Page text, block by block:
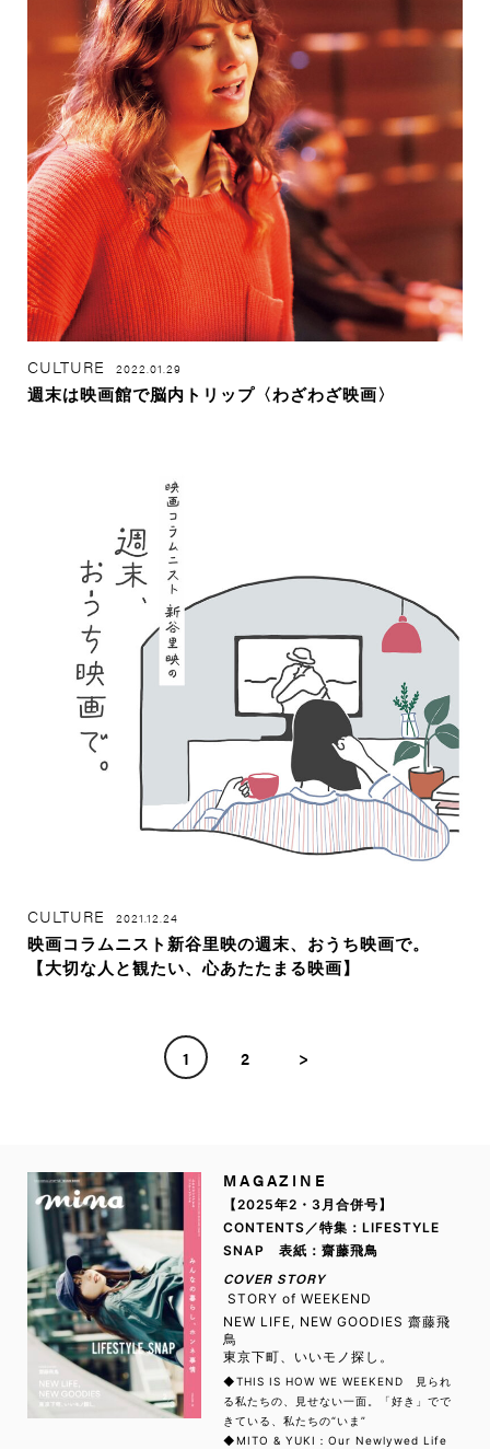
CULTURE 2022.01.29
週末は映画館で脳内トリップ〈わざわざ映画〉
CULTURE 2021.12.24
映画コラムニスト新谷里映の週末、おうち映画で。
【大切な人と観たい、心あたたまる映画】
1 2 >
MAGAZINE
【2025年2・3月合併号】
CONTENTS／特集：LIFESTYLE
SNAP 表紙：齋藤飛鳥
COVER STORY
STORY of WEEKEND
NEW LIFE, NEW GOODIES 齋藤飛
鳥
東京下町、いいモノ探し。
◆THIS IS HOW WE WEEKEND 見られ
る私たちの、見せない一面。「好き」でで
きている、私たちの“いま”
◆MITO & YUKI：Our Newlywed Life